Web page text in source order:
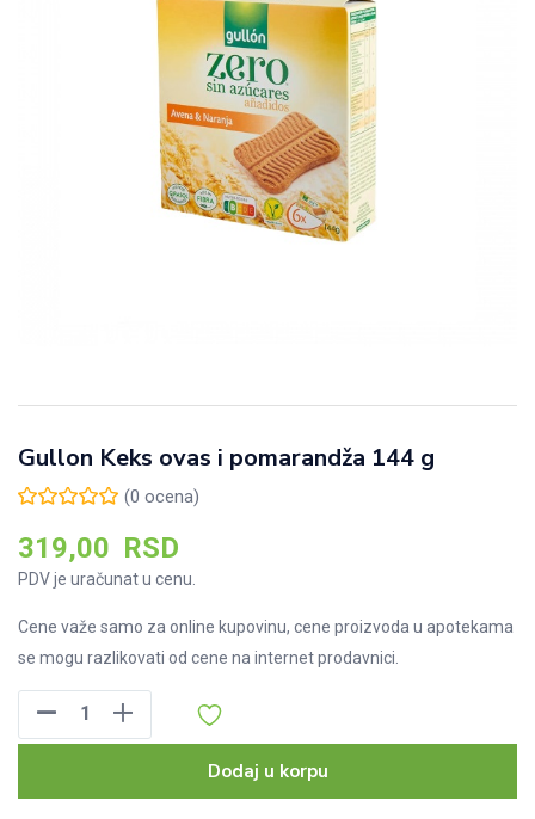
Gullon Keks ovas i pomarandža 144 g
(0 ocena)
319,00 RSD
PDV je uračunat u cenu.
Cene važe samo za online kupovinu, cene proizvoda u apotekama
se mogu razlikovati od cene na internet prodavnici.
Keks
i
Dodaj u korpu